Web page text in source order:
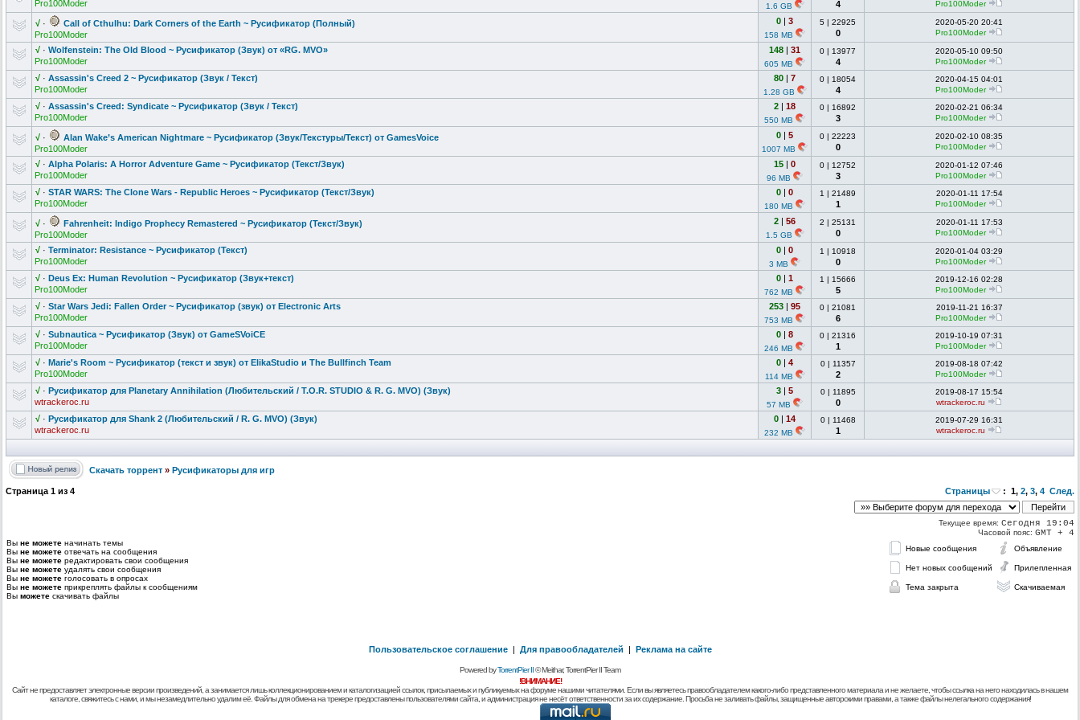
Pro100Moder
1.6 GB 4
Pro100Moder
√ ·
Call of Cthulhu: Dark Corners of the Earth ~ Русификатор (Полный)
Pro100Moder
0 | 3
158 MB
5 | 22925
0
2020-05-20 20:41
Pro100Moder
√ · Wolfenstein: The Old Blood ~ Русификатор (Звук) от «RG. MVO»
Pro100Moder
148 | 31
605 MB
0 | 13977
4
2020-05-10 09:50
Pro100Moder
√ · Assassin's Creed 2 ~ Русификатор (Звук / Текст)
Pro100Moder
80 | 7
1.28 GB
0 | 18054
4
2020-04-15 04:01
Pro100Moder
√ · Assassin's Creed: Syndicate ~ Русификатор (Звук / Текст)
Pro100Moder
2 | 18
550 MB
0 | 16892
3
2020-02-21 06:34
Pro100Moder
√ · Alan Wake’s American Nightmare ~ Русификатор (Звук/Текстуры/Текст) от GamesVoice
Pro100Moder
0 | 5
1007 MB
0 | 22223
0
2020-02-10 08:35
Pro100Moder
√ · Alpha Polaris: A Horror Adventure Game ~ Русификатор (Текст/Звук)
Pro100Moder
15 | 0
96 MB
0 | 12752
3
2020-01-12 07:46
Pro100Moder
√ · STAR WARS: The Clone Wars - Republic Heroes ~ Русификатор (Текст/Звук)
Pro100Moder
0 | 0
180 MB
1 | 21489
1
2020-01-11 17:54
Pro100Moder
√ ·
Fahrenheit: Indigo Prophecy Remastered ~ Русификатор (Текст/Звук)
Pro100Moder
2 | 56
1.5 GB
2 | 25131
0
2020-01-11 17:53
Pro100Moder
√ · Terminator: Resistance ~ Русификатор (Текст)
Pro100Moder
0 | 0
3 MB
1 | 10918
0
2020-01-04 03:29
Pro100Moder
√ · Deus Ex: Human Revolution ~ Русификатор (Звук+текст)
Pro100Moder
0 | 1
762 MB
1 | 15666
5
2019-12-16 02:28
Pro100Moder
√ · Star Wars Jedi: Fallen Order ~ Русификатор (звук) от Electronic Arts
Pro100Moder
253 | 95
753 MB
0 | 21081
6
2019-11-21 16:37
Pro100Moder
√ · Subnautica ~ Русификатор (Звук) от GameSVoiCE
Pro100Moder
0 | 8
246 MB
0 | 21316
1
2019-10-19 07:31
Pro100Moder
√ · Marie's Room ~ Русификатор (текст и звук) от ElikaStudio и The Bullfinch Team
Pro100Moder
0 | 4
114 MB
0 | 11357
2
2019-08-18 07:42
Pro100Moder
√ · Русификатор для Planetary Annihilation (Любительский / T.O.R. STUDIO & R. G. MVO) (Звук)
wtrackeroc.ru
3 | 5
57 MB
0 | 11895
0
2019-08-17 15:54
wtrackeroc.ru
√ · Русификатор для Shank 2 (Любительский / R. G. MVO) (Звук)
wtrackeroc.ru
0 | 14
232 MB
0 | 11468
1
2019-07-29 16:31
wtrackeroc.ru
Скачать торрент » Русификаторы для игр
Страница 1 из 4 Страницы : 1, 2, 3, 4 След.
Текущее время: Сегодня 19:04
Часовой пояс: GMT + 4
Вы не можете начинать темы
Вы не можете отвечать на сообщения
Вы не можете редактировать свои сообщения
Вы не можете удалять свои сообщения
Вы не можете голосовать в опросах
Вы не можете прикреплять файлы к сообщениям
Вы можете скачивать файлы
Новые сообщения Объявление
Нет новых сообщений Прилепленная
Тема закрыта Скачиваемая
Пользовательское соглашение | Для правообладателей | Реклама на сайте
Powered byTorrentPier II© Meithar, TorrentPier II Team
!ВНИМАНИЕ!
Сайт не предоставляет электронные версии произведений, а занимается лишь коллекционированием и каталогизацией ссылок, присылаемых и публикуемых на форуме нашими читателями. Если вы являетесь правообладателем какого-либо представленного материала и не желаете, чтобы ссылка на него находилась в нашем
каталоге, свяжитесь с нами, и мы незамедлительно удалим её. Файлы для обмена на трекере предоставлены пользователями сайта, и администрация не несёт ответственности за их содержание. Просьба не заливать файлы, защищенные авторскими правами, а также файлы нелегального содержания!